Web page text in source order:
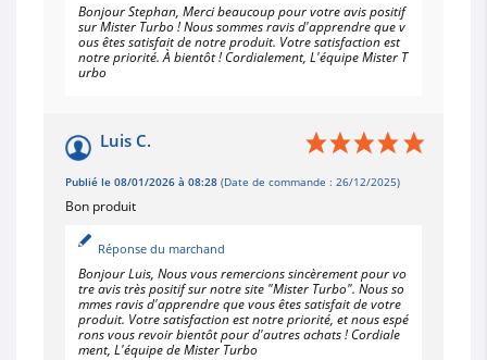
Bonjour Stephan, Merci beaucoup pour votre avis positif
sur Mister Turbo ! Nous sommes ravis d'apprendre que v
ous êtes satisfait de notre produit. Votre satisfaction est
notre priorité. À bientôt ! Cordialement, L'équipe Mister T
urbo
Luis C.
Publié le 08/01/2026 à 08:28 (Date de commande : 26/12/2025)
Bon produit
Réponse du marchand
Bonjour Luis, Nous vous remercions sincèrement pour vo
tre avis très positif sur notre site "Mister Turbo". Nous so
mmes ravis d'apprendre que vous êtes satisfait de votre
produit. Votre satisfaction est notre priorité, et nous espé
rons vous revoir bientôt pour d'autres achats ! Cordiale
ment, L'équipe de Mister Turbo